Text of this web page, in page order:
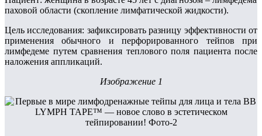
паховой области (скопление лимфатической жидкости).
Цель исследования: зафиксировать разницу эффективности от
применения обычного и перфорированного тейпов при
лимфедеме путем сравнения теплового поля пациента после
наложения аппликаций.
Изображение 1